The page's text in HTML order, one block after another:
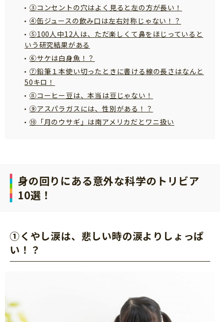
個⼈情報について
お問い合わせ
③コンセントの穴はよく見ると左の方が長い！
④缶ジュースの飲み口は左右対称じゃない！？
⑤100人中12人は、ただ楽しくて鼻をほじっていると
いう研究結果がある
⑥サケは白身魚！？
⑦鉛筆１本使い切ったときに書ける線の長さはなんと
50キロ！
⑧コーヒー豆は、本当は豆じゃない！
⑨アスパラガスには、性別がある！？
⑩「月のウサギ」は南アメリカだとワニ扱い
身の回りにある意外な科学のトリビア
10選！
①くやし涙は、悲しい時の涙よりしょっぱ
い！？